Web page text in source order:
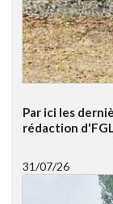
Par ici les
rédaction
31/07/26